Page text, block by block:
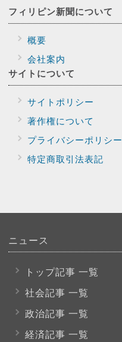
フィリピン新聞について
概要
会社案内
サイトについて
サイトポリシー
著作権について
プライバシーポリシー
特定商取引法表記
ニュース
トップ記事 一覧
社会記事 一覧
政治記事 一覧
経済記事 一覧